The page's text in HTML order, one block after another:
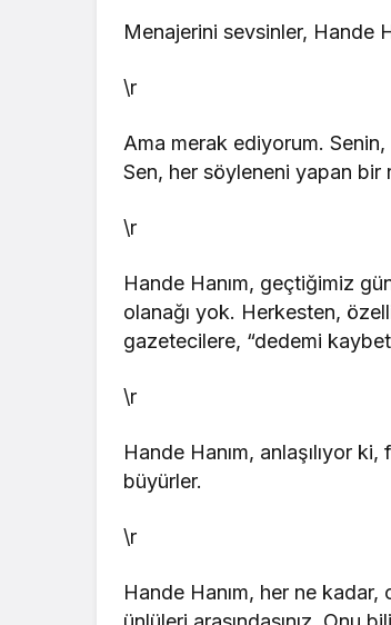
Menajerini sevsinler, Hande
\r
Ama merak ediyorum.
Sen, her söyleneni yapan bir
\r
Hande Hanım, geçtiğimiz
olanağı yok. Herkesten,
gazetecilere, “dedemi
\r
Hande Hanım, anlaşılıyor
büyürler.
\r
Hande Hanım, her ne